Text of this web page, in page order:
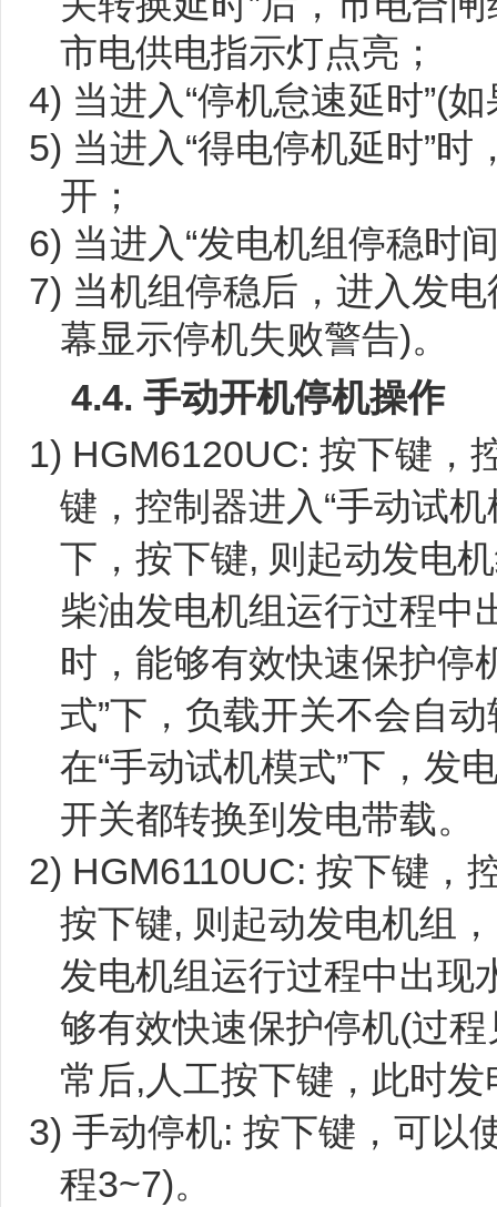
市电供电指示灯点亮；
4) 当进入“停机怠速延时”(
5) 当进入“得电停机延时”
开；
6) 当进入“发电机组停稳时
7) 当机组停稳后，进入发
幕显示停机失败警告)。
4.4. 手动开机停机操作
1) HGM6120UC: 按下键，
键，控制器进入“手动试
下，按下键, 则起动发电
柴油发电机组运行过程中
时，能够有效快速保护停
式”下，负载开关不会自
在“手动试机模式”下，发
开关都转换到发电带载。
2) HGM6110UC: 按下键，
按下键, 则起动发电机组
发电机组运行过程中出现
够有效快速保护停机(过
常后,人工按下键，此时发
3) 手动停机: 按下键，可以
程3~7)。